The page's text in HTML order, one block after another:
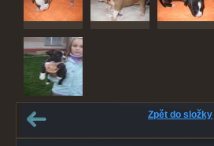
Zpět do složky